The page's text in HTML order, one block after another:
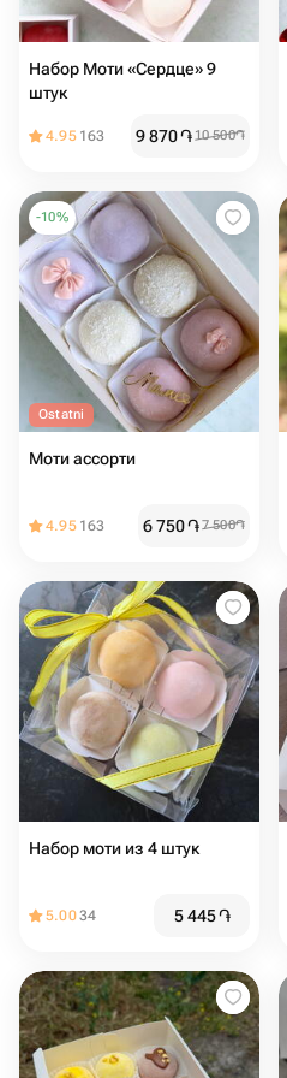
Набор Моти «Сердце» 9
штук
4.95 163 9 870֏10 500֏
-10%
Ostatni
Моти ассорти
4.95 163 6 750֏7 500֏
Набор моти из 4 штук
5.0034 5 445֏